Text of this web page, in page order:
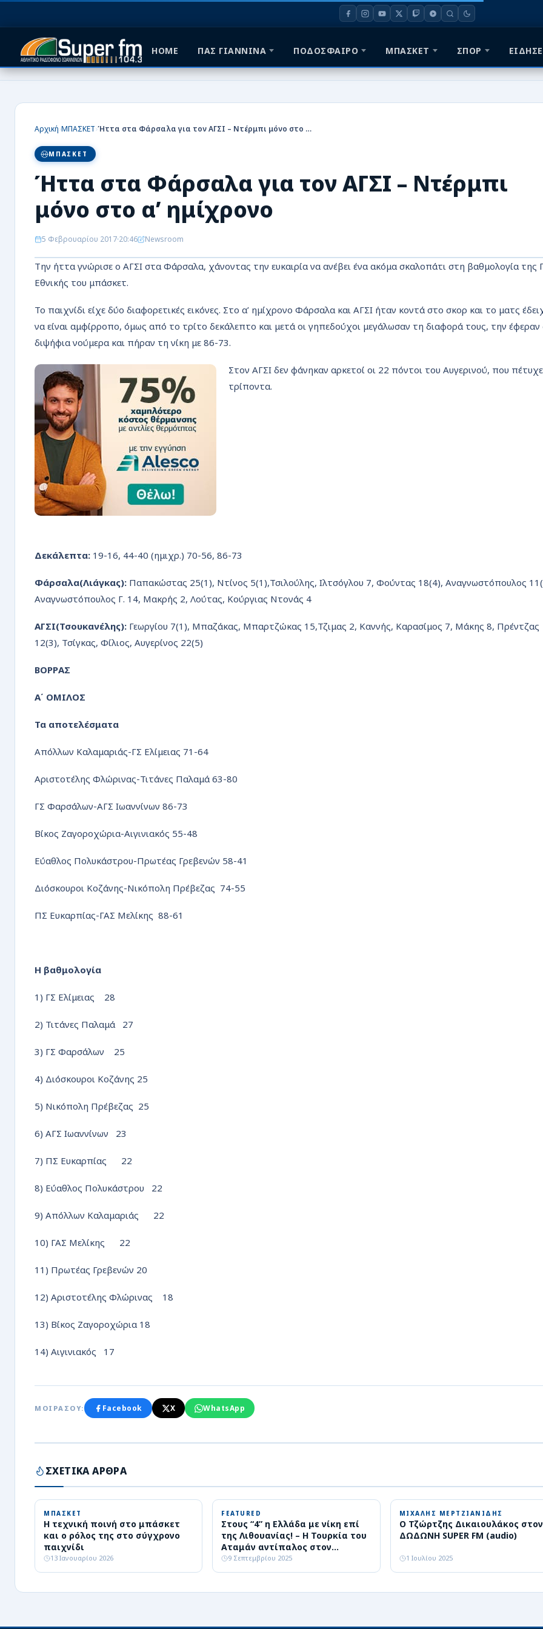
HOME ΠΑΣ ΓΙΑΝΝΙΝΑ ΠΟΔΟΣΦΑΙΡΟ ΜΠΑΣΚΕΤ ΣΠΟΡ
HOME
ΜΠΑΣΚΕΤ
ΕΙΔΗΣΕΙΣ
ΡΟΗ
Αρχική›ΜΠΑΣΚΕΤ› Ήττα στα Φάρσαλα για τον ΑΓΣΙ – Ντέρμπι μόνο στο α’ ημίχρονο
ΜΠΑΣΚΕΤ
Ήττα στα Φάρσαλα για τον ΑΓΣΙ – Ντέρμπι
μόνο στο α’ ημίχρονο
5 Φεβρουαρίου 2017 20:46 Newsroom
Την ήττα γνώρισε ο ΑΓΣΙ στα Φάρσαλα, χάνοντας την ευκαιρία να ανέβει ένα ακόμα σκαλοπάτι στη βαθμολογία της
Εθνικής του μπάσκετ.
Το παιχνίδι είχε δύο διαφορετικές εικόνες. Στο α’ ημίχρονο Φάρσαλα και ΑΓΣΙ ήταν κοντά στο σκορ και το ματς
να είναι αμφίρροπο, όμως από το τρίτο δεκάλεπτο και μετά οι γηπεδούχοι μεγάλωσαν τη διαφορά τους, την έφεραν
διψήφια νούμερα και πήραν τη νίκη με 86-73.
Στον ΑΓΣΙ δεν φάνηκαν αρκετοί οι 22 πόντοι του Αυγερινού, που
τρίποντα.
Δεκάλεπτα: 19-16, 44-40 (ημιχρ.) 70-56, 86-73
Φάρσαλα(Λιάγκας): Παπακώστας 25(1), Ντίνος 5(1),Τσιλούλης, Ιλτσόγλου 7, Φούντας 18(4), Αναγνωστόπουλος
Αναγνωστόπουλος Γ. 14, Μακρής 2, Λούτας, Κούργιας Ντονάς 4
ΑΓΣΙ(Τσουκανέλης): Γεωργίου 7(1), Μπαζάκας, Μπαρτζώκας 15,Τζιμας 2, Καννής, Καρασίμος 7, Μάκης 8, Πρέντζας
12(3), Τσίγκας, Φίλιος, Αυγερίνος 22(5)
ΒΟΡΡΑΣ
Α΄ ΟΜΙΛΟΣ
Τα αποτελέσματα
Απόλλων Καλαμαριάς-ΓΣ Ελίμειας 71-64
Αριστοτέλης Φλώρινας-Τιτάνες Παλαμά 63-80
ΓΣ Φαρσάλων-ΑΓΣ Ιωαννίνων 86-73
Βίκος Ζαγοροχώρια-Αιγινιακός 55-48
Εύαθλος Πολυκάστρου-Πρωτέας Γρεβενών 58-41
Διόσκουροι Κοζάνης-Νικόπολη Πρέβεζας 74-55
ΠΣ Ευκαρπίας-ΓΑΣ Μελίκης 88-61
Η βαθμολογία
1) ΓΣ Ελίμειας 28
2) Τιτάνες Παλαμά 27
3) ΓΣ Φαρσάλων 25
4) Διόσκουροι Κοζάνης 25
5) Νικόπολη Πρέβεζας 25
6) ΑΓΣ Ιωαννίνων 23
7) ΠΣ Ευκαρπίας 22
8) Εύαθλος Πολυκάστρου 22
9) Απόλλων Καλαμαριάς 22
10) ΓΑΣ Μελίκης 22
11) Πρωτέας Γρεβενών 20
12) Αριστοτέλης Φλώρινας 18
13) Βίκος Ζαγοροχώρια 18
14) Αιγινιακός 17
ΜΟΙΡΑΣΟΥ: Facebook X WhatsApp
ΣΧΕΤΙΚΑ ΑΡΘΡΑ
ΜΠΑΣΚΕΤ
Η τεχνική ποινή στο μπάσκετ
και ο ρόλος της στο σύγχρονο
παιχνίδι
13 Ιανουαρίου 2026
FEATURED
Στους “4” η Ελλάδα με νίκη επί
της Λιθουανίας! – Η Τουρκία του
Αταμάν αντίπαλος στον
ημιτελικό
9 Σεπτεμβρίου 2025
ΜΙΧΑΛΗΣ ΜΕΡΤΖΙΑΝΙΔΗΣ
Ο Τζώρτζης Δικαιουλάκος στον
ΔΩΔΩΝΗ SUPER FM (audio)
1 Ιουλίου 2025